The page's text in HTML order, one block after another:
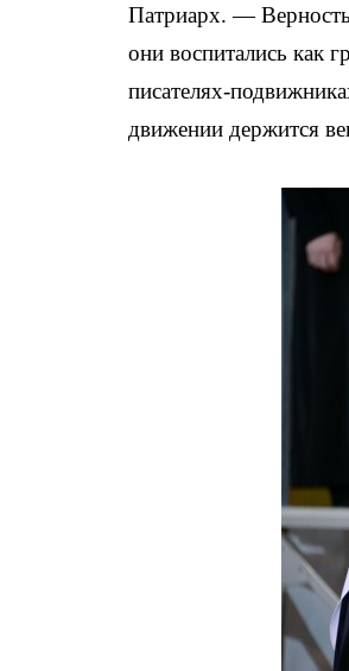
Патриарх. —
они воспитались как
писателях-
движении держится